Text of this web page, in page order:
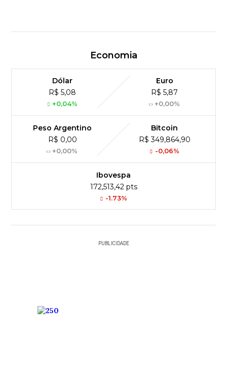
Economia
Dólar
R$ 5,08
+0,04%
Euro
R$ 5,87
+0,00%
Peso Argentino
R$ 0,00
+0,00%
Bitcoin
R$ 349,864,90
-0,06%
Ibovespa
172,513,42 pts
-1.73%
PUBLICIDADE